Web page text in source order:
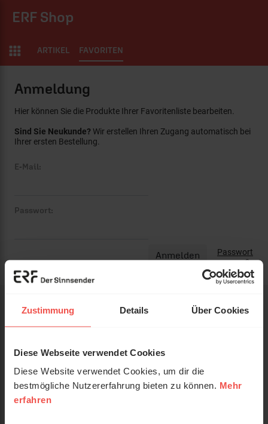
Zustimmung Details Über Cookies
Diese Webseite verwendet Cookies
Diese Website verwendet Cookies, um dir die
bestmögliche Nutzererfahrung bieten zu können. Mehr
erfahren
ERF Shop
ARTIKEL FAVORITEN
Anmeldung
Hier können Sie die Produkte Ihrer Favoritenliste bearbeiten.
Sind Sie Neukunde? Wir erstellen Ihren Zugang automatisch bei
Ihrer ersten Bestellung.
E-Mail:
Passwort:
Passwort
vergessen?